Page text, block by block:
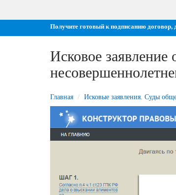
Получите готовый к подписанию договор,
Исковое
Главная Исковые заявления. Суды